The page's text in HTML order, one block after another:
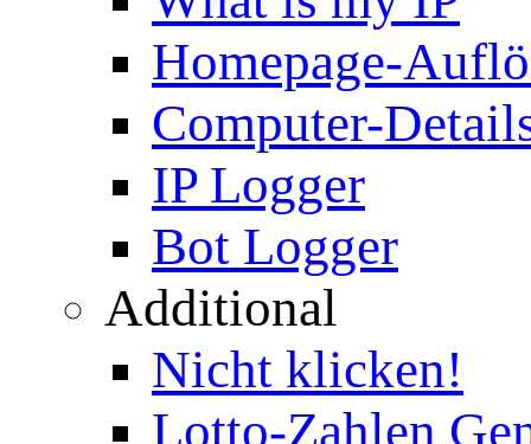
Homepage-
Computer-
IP Logger
Bot Logger
Additional
Nicht klicken!
Lotto-Zahlen